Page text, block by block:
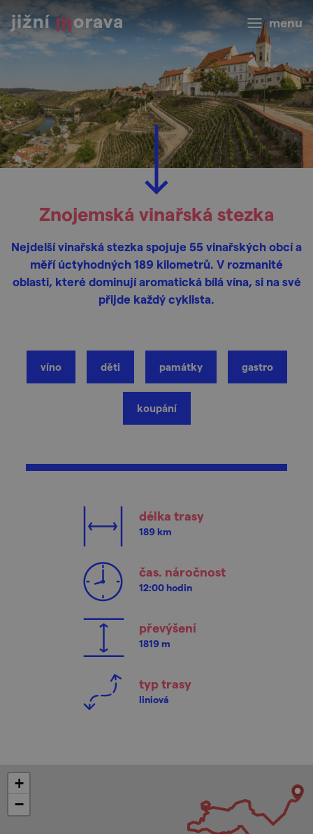
menu
Znojemská vinařská stezka
Nejdelší vinařská stezka spojuje 55 vinařských obcí a
měří úctyhodných 189 kilometrů. V rozmanité
oblasti, které dominují aromatická bílá vína, si na své
přijde každý cyklista.
víno děti památky gastro
koupání
délka trasy
189 km
čas. náročnost
12:00 hodin
převýšení
1819 m
typ trasy
liniová
+
−